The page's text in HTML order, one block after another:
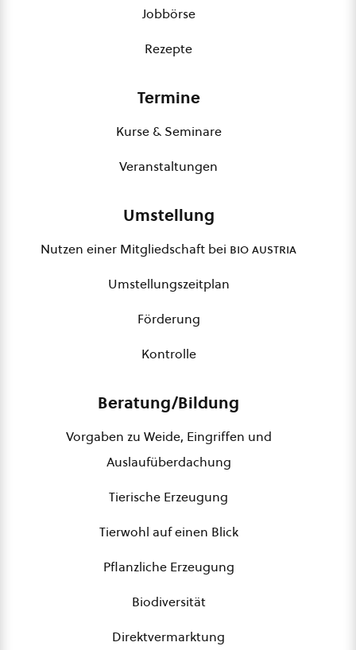
Jobbörse
Rezepte
Termine
Kurse & Seminare
Veranstaltungen
Umstellung
Nutzen einer Mitgliedschaft bei bio austria
Umstellungszeitplan
Förderung
Kontrolle
Beratung/Bildung
Vorgaben zu Weide, Eingriffen und
Auslaufüberdachung
Tierische Erzeugung
Tierwohl auf einen Blick
Pflanzliche Erzeugung
Biodiversität
Direktvermarktung